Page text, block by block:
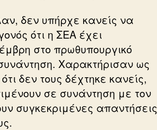
δεν υπήρχε κανείς να
ότι η ΣΕΑ έχει
στο πρωθυπουργικό
Χαρακτήρισαν ως
δεν τους δέχτηκε κανείς,
σε συνάντηση με τον
συγκεκριμένες απαντήσεις